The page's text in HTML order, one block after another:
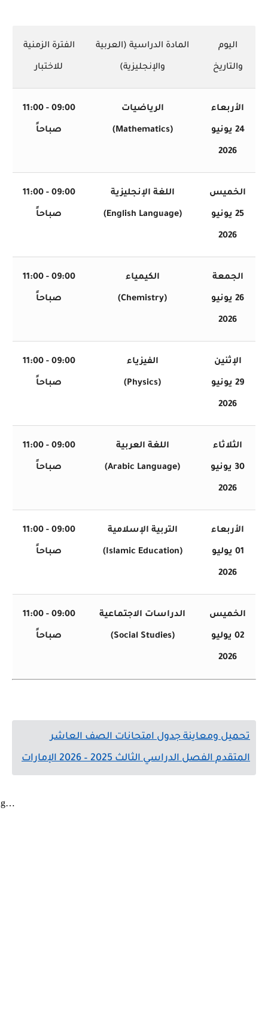
المادة الدراسية (العربية
والإنجليزية)
الفترة الزمنية
24 يونيو
الرياضيات 09:00 - 11:00
25 يونيو
اللغة الإنجليزية
(English Language)
09:00 - 11:00
26 يونيو
الكيمياء 09:00 - 11:00
29 يونيو
الفيزياء 09:00 - 11:00
30 يونيو
اللغة العربية 09:00 - 11:00
01 يوليو
التربية الإسلامية
(Islamic Education)
09:00 - 11:00
02 يوليو
الدراسات الاجتماعية 09:00 - 11:00
ومعاينة جدول امتحانات الصف العاشر
الفصل الدراسي الثالث 2025 – 2026 الإمارات